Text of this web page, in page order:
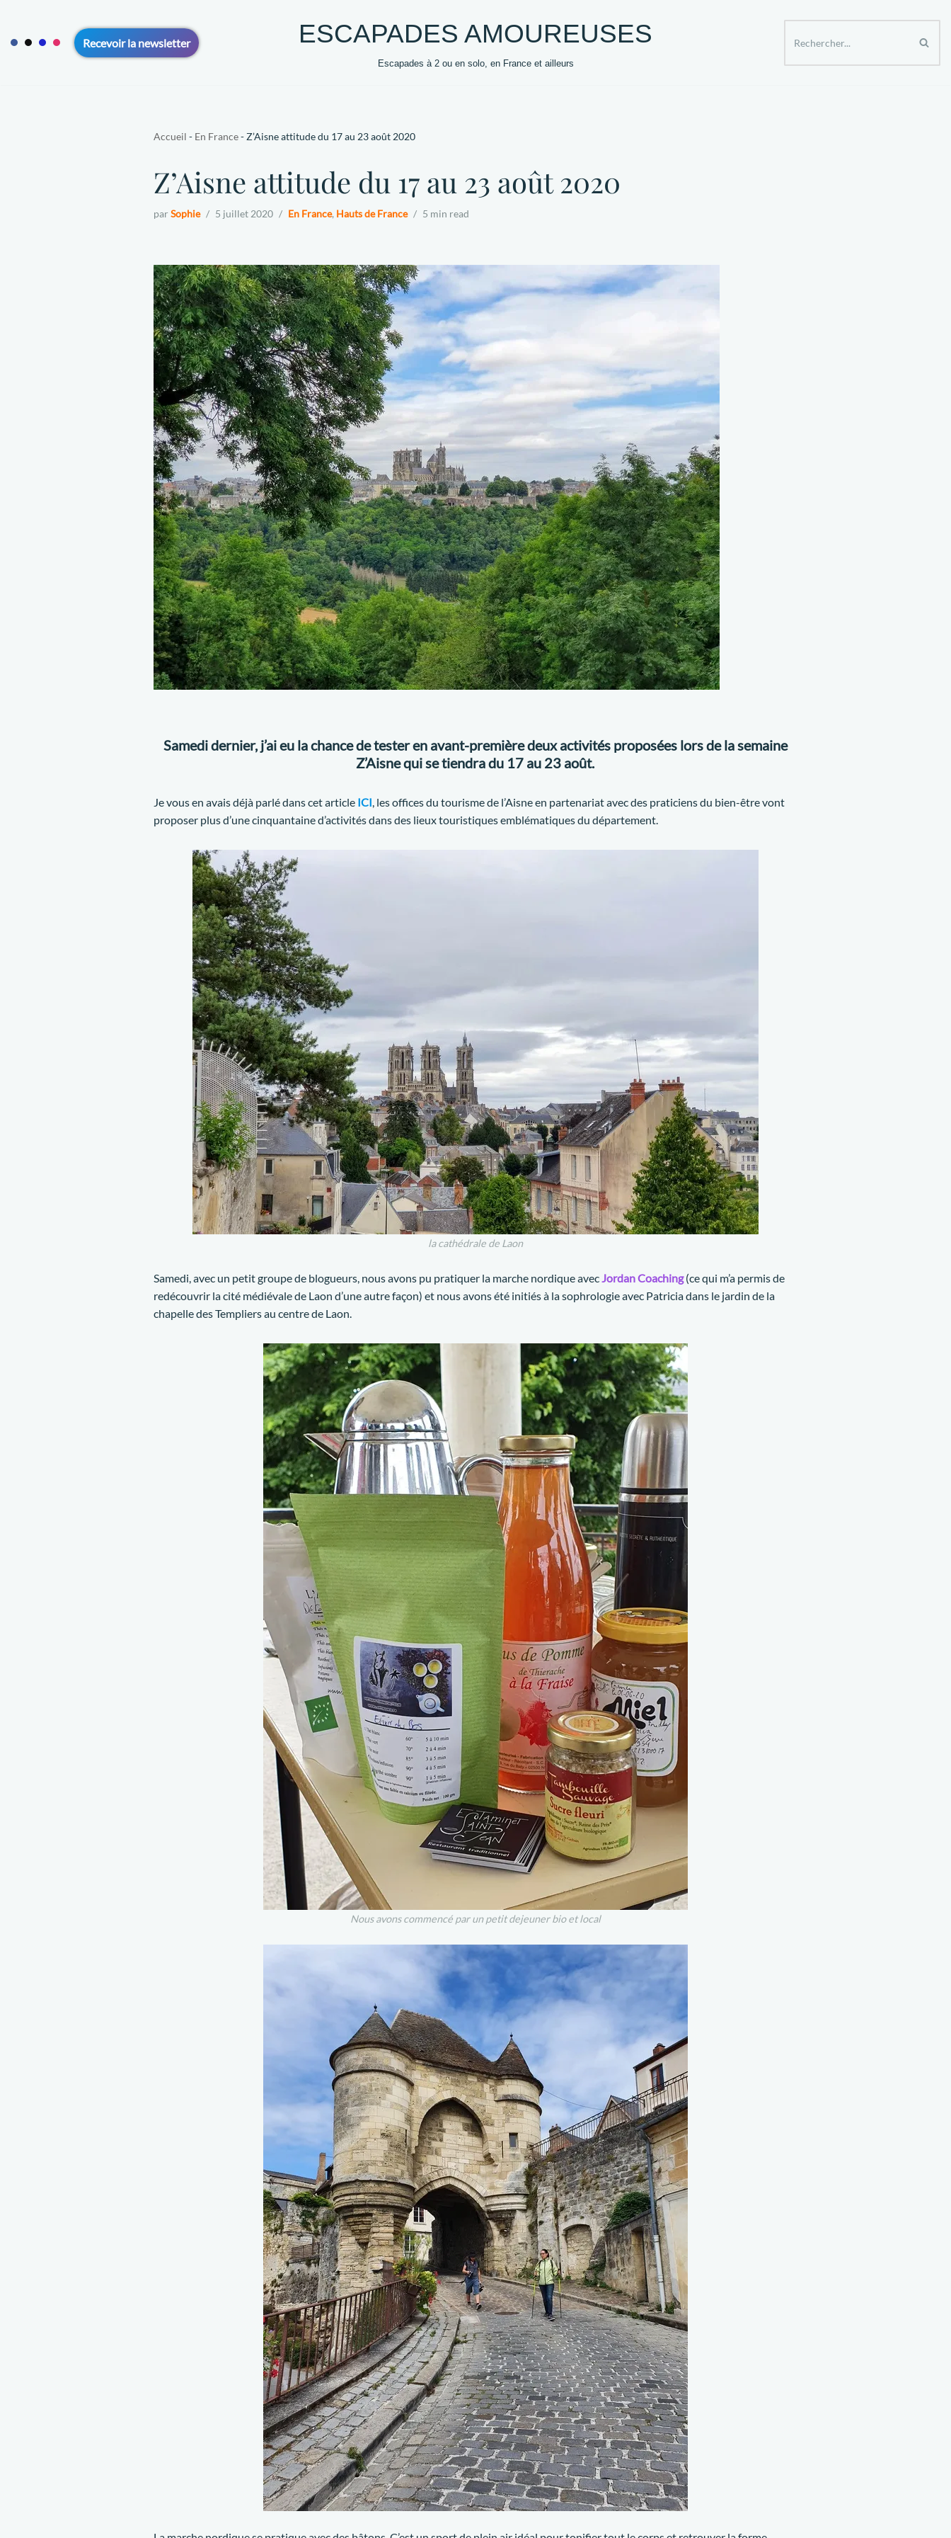
Aller
Recevoir la newsletter ESCAPADES AMOUREUSES
Escapades à 2 ou en solo, en France et ailleurs
Accueil - En France-Z’Aisne attitude du 17 au 23 août 2020
Z’Aisne attitude du 17 au 23 août 2020
par Sophie 5 juillet 2020 En France, Hauts de France 5 min read
Samedi dernier, j’ai eu la chance de tester en avant-première deux activités proposées lors de la semaine
Z’Aisne qui se tiendra du 17 au 23 août.
Je vous en avais déjà parlé dans cet article ICI, les offices du tourisme de l’Aisne en partenariat avec des praticiens du bien-être vont
proposer plus d’une cinquantaine d’activités dans des lieux touristiques emblématiques du département.
la cathédrale de Laon
Samedi, avec un petit groupe de blogueurs, nous avons pu pratiquer la marche nordique avecJordan Coaching(ce qui m’a permis de
redécouvrir la cité médiévale de Laon d’une autre façon) et nous avons été initiés à la sophrologie avec Patricia dans le jardin de la
chapelle des Templiers au centre de Laon.
Nous avons commencé par un petit dejeuner bio et local